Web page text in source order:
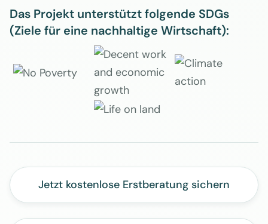
Das Projekt unterstützt folgende SDGs
(Ziele für eine nachhaltige Wirtschaft):
Jetzt kostenlose Erstberatung sichern